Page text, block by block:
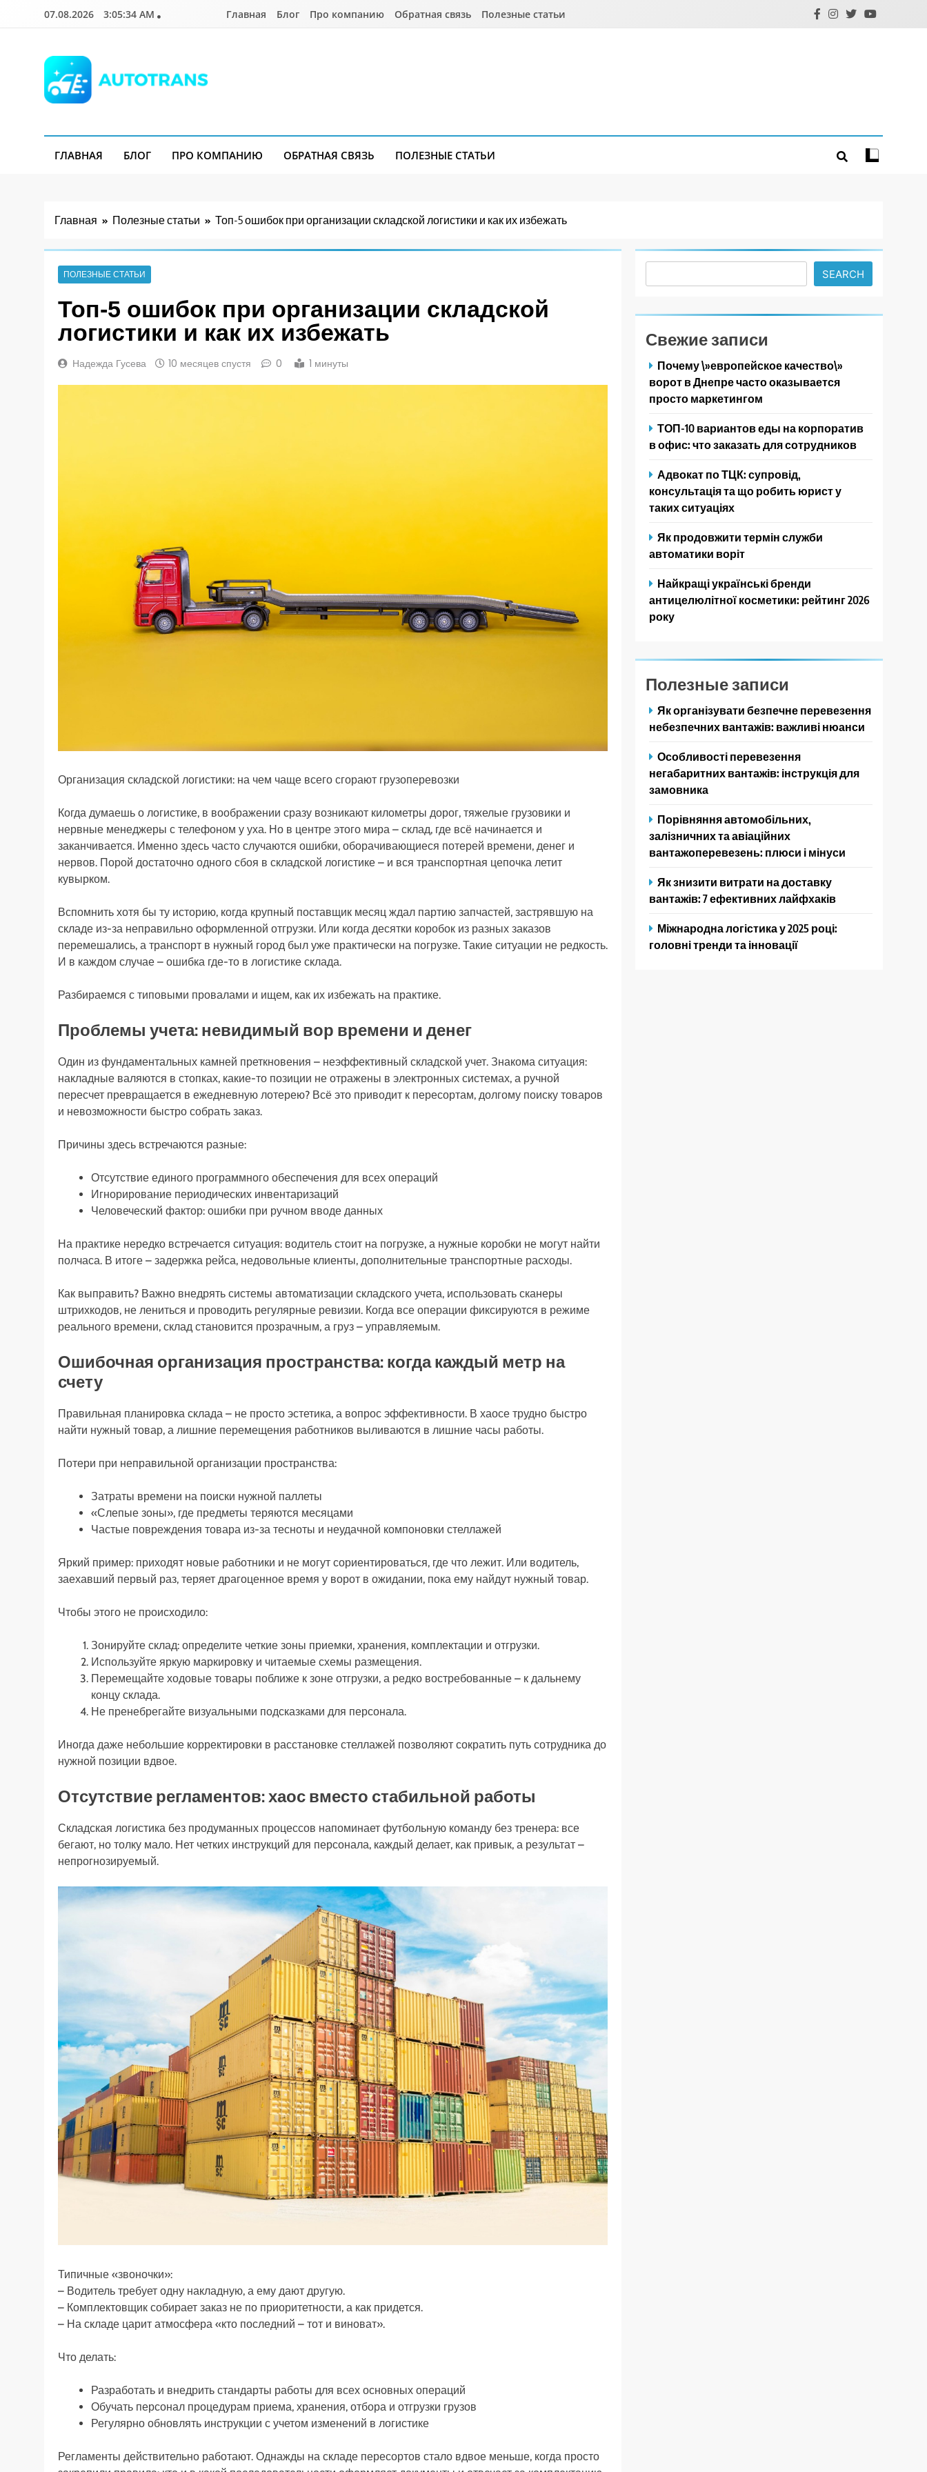
07.08.2026 3:05:36 AM Главная Блог Про компанию Обратная связь Полезные статьи
ГЛАВНАЯ БЛОГ ПРО КОМПАНИЮ ОБРАТНАЯ СВЯЗЬ ПОЛЕЗНЫЕ СТАТЬИ
Главная Полезные статьи Топ-5 ошибок при организации складской логистики и как их избежать
ПОЛЕЗНЫЕ СТАТЬИ
Топ-5 ошибок при организации складской
логистики и как их избежать
Надежда Гусева 10 месяцев спустя 0 1 минуты
Организация складской логистики: на чем чаще всего сгорают грузоперевозки
Когда думаешь о логистике, в воображении сразу возникают километры дорог, тяжелые грузовики и
нервные менеджеры с телефоном у уха. Но в центре этого мира – склад, где всё начинается и
заканчивается. Именно здесь часто случаются ошибки, оборачивающиеся потерей времени, денег и
нервов. Порой достаточно одного сбоя в складской логистике – и вся транспортная цепочка летит
кувырком.
Вспомнить хотя бы ту историю, когда крупный поставщик месяц ждал партию запчастей, застрявшую на
складе из-за неправильно оформленной отгрузки. Или когда десятки коробок из разных заказов
перемешались, а транспорт в нужный город был уже практически на погрузке. Такие ситуации не редкость.
И в каждом случае – ошибка где-то в логистике склада.
Разбираемся с типовыми провалами и ищем, как их избежать на практике.
Проблемы учета: невидимый вор времени и денег
Один из фундаментальных камней преткновения – неэффективный складской учет. Знакома ситуация:
накладные валяются в стопках, какие-то позиции не отражены в электронных системах, а ручной
пересчет превращается в ежедневную лотерею? Всё это приводит к пересортам, долгому поиску товаров
и невозможности быстро собрать заказ.
Причины здесь встречаются разные:
Отсутствие единого программного обеспечения для всех операций
Игнорирование периодических инвентаризаций
Человеческий фактор: ошибки при ручном вводе данных
На практике нередко встречается ситуация: водитель стоит на погрузке, а нужные коробки не могут найти
полчаса. В итоге – задержка рейса, недовольные клиенты, дополнительные транспортные расходы.
Как выправить? Важно внедрять системы автоматизации складского учета, использовать сканеры
штрихкодов, не лениться и проводить регулярные ревизии. Когда все операции фиксируются в режиме
реального времени, склад становится прозрачным, а груз – управляемым.
Ошибочная организация пространства: когда каждый метр на
счету
Правильная планировка склада – не просто эстетика, а вопрос эффективности. В хаосе трудно быстро
найти нужный товар, а лишние перемещения работников выливаются в лишние часы работы.
Потери при неправильной организации пространства:
Затраты времени на поиски нужной паллеты
«Слепые зоны», где предметы теряются месяцами
Частые повреждения товара из-за тесноты и неудачной компоновки стеллажей
Яркий пример: приходят новые работники и не могут сориентироваться, где что лежит. Или водитель,
заехавший первый раз, теряет драгоценное время у ворот в ожидании, пока ему найдут нужный товар.
Чтобы этого не происходило:
Зонируйте склад: определите четкие зоны приемки, хранения, комплектации и отгрузки.
Используйте яркую маркировку и читаемые схемы размещения.
Перемещайте ходовые товары поближе к зоне отгрузки, а редко востребованные – к дальнему
концу склада.
Не пренебрегайте визуальными подсказками для персонала.
Иногда даже небольшие корректировки в расстановке стеллажей позволяют сократить путь сотрудника до
нужной позиции вдвое.
Отсутствие регламентов: хаос вместо стабильной работы
Складская логистика без продуманных процессов напоминает футбольную команду без тренера: все
бегают, но толку мало. Нет четких инструкций для персонала, каждый делает, как привык, а результат –
непрогнозируемый.
Типичные «звоночки»:
– Водитель требует одну накладную, а ему дают другую.
– Комплектовщик собирает заказ не по приоритетности, а как придется.
– На складе царит атмосфера «кто последний – тот и виноват».
Что делать:
Разработать и внедрить стандарты работы для всех основных операций
Обучать персонал процедурам приема, хранения, отбора и отгрузки грузов
Регулярно обновлять инструкции с учетом изменений в логистике
Регламенты действительно работают. Однажды на складе пересортов стало вдвое меньше, когда просто
SEARCH
Свежие записи
Почему \»европейское качество\»
ворот в Днепре часто оказывается
просто маркетингом
ТОП-10 вариантов еды на корпоратив
в офис: что заказать для сотрудников
Адвокат по ТЦК: супровід,
консультація та що робить юрист у
таких ситуаціях
Як продовжити термін служби
автоматики воріт
Найкращі українські бренди
антицелюлітної косметики: рейтинг 2026
року
Полезные записи
Як організувати безпечне перевезення
небезпечних вантажів: важливі нюанси
Особливості перевезення
негабаритних вантажів: інструкція для
замовника
Порівняння автомобільних,
залізничних та авіаційних
вантажоперевезень: плюси і мінуси
Як знизити витрати на доставку
вантажів: 7 ефективних лайфхаків
Міжнародна логістика у 2025 році:
головні тренди та інновації